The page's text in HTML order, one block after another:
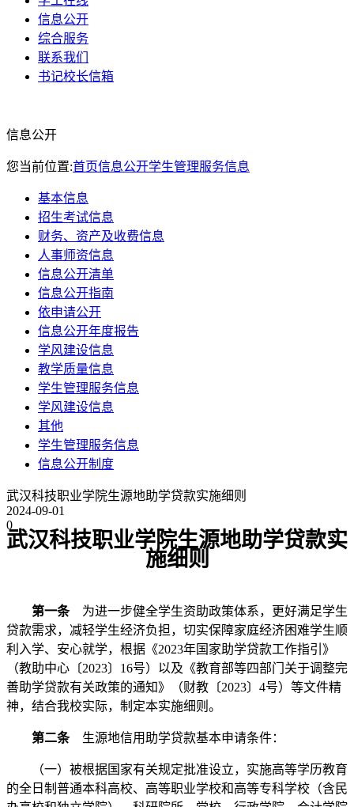
信息公开
综合服务
联系我们
书记校长信箱
信息公开
您当前位置:首页信息公开学生管理服务信息
基本信息
招生考试信息
财务、资产及收费信息
人事师资信息
信息公开清单
信息公开指南
依申请公开
信息公开年度报告
学风建设信息
教学质量信息
学生管理服务信息
学风建设信息
其他
学生管理服务信息
信息公开制度
武汉科技职业学院生源地助学贷款实施细则
2024-09-01
0
武汉科技职业学院生源地助学贷款实
施细则
第一条
为进一步健全学生资助政策体系，更好满足学生
贷款需求，减轻学生经济负担，切实保障家庭经济困难学生顺
利入学、安心就学，根据 《2023年国家助学贷款工作指引》
（教助中心〔2023〕 16号） 以及《教育部等四部门关于调整完
善助学贷款有关政策的通知》（财教〔2023〕4号）等文件精
神，结合我校实际，制定本实施细则。
第二条 生源地信用助学贷款基本申请条件：
（一）被根据国家有关规定批准设立，实施高等学历教育
的全日制普通本科高校、高等职业学校和高等专科学校（含民